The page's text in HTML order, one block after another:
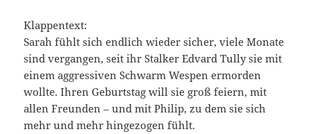
Klappentext:
Sarah fühlt sich endlich wieder sicher, viele Monate
sind vergangen, seit ihr Stalker Edvard Tully sie mit
einem aggressiven Schwarm Wespen ermorden
wollte. Ihren Geburtstag will sie groß feiern, mit
allen Freunden – und mit Philip, zu dem sie sich
mehr und mehr hingezogen fühlt.